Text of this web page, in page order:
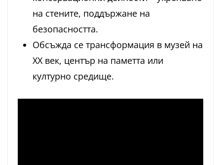
на стените, поддържане на
безопасността.
Обсъжда се трансформация в музей на
XX век, център на паметта или
културно средище.